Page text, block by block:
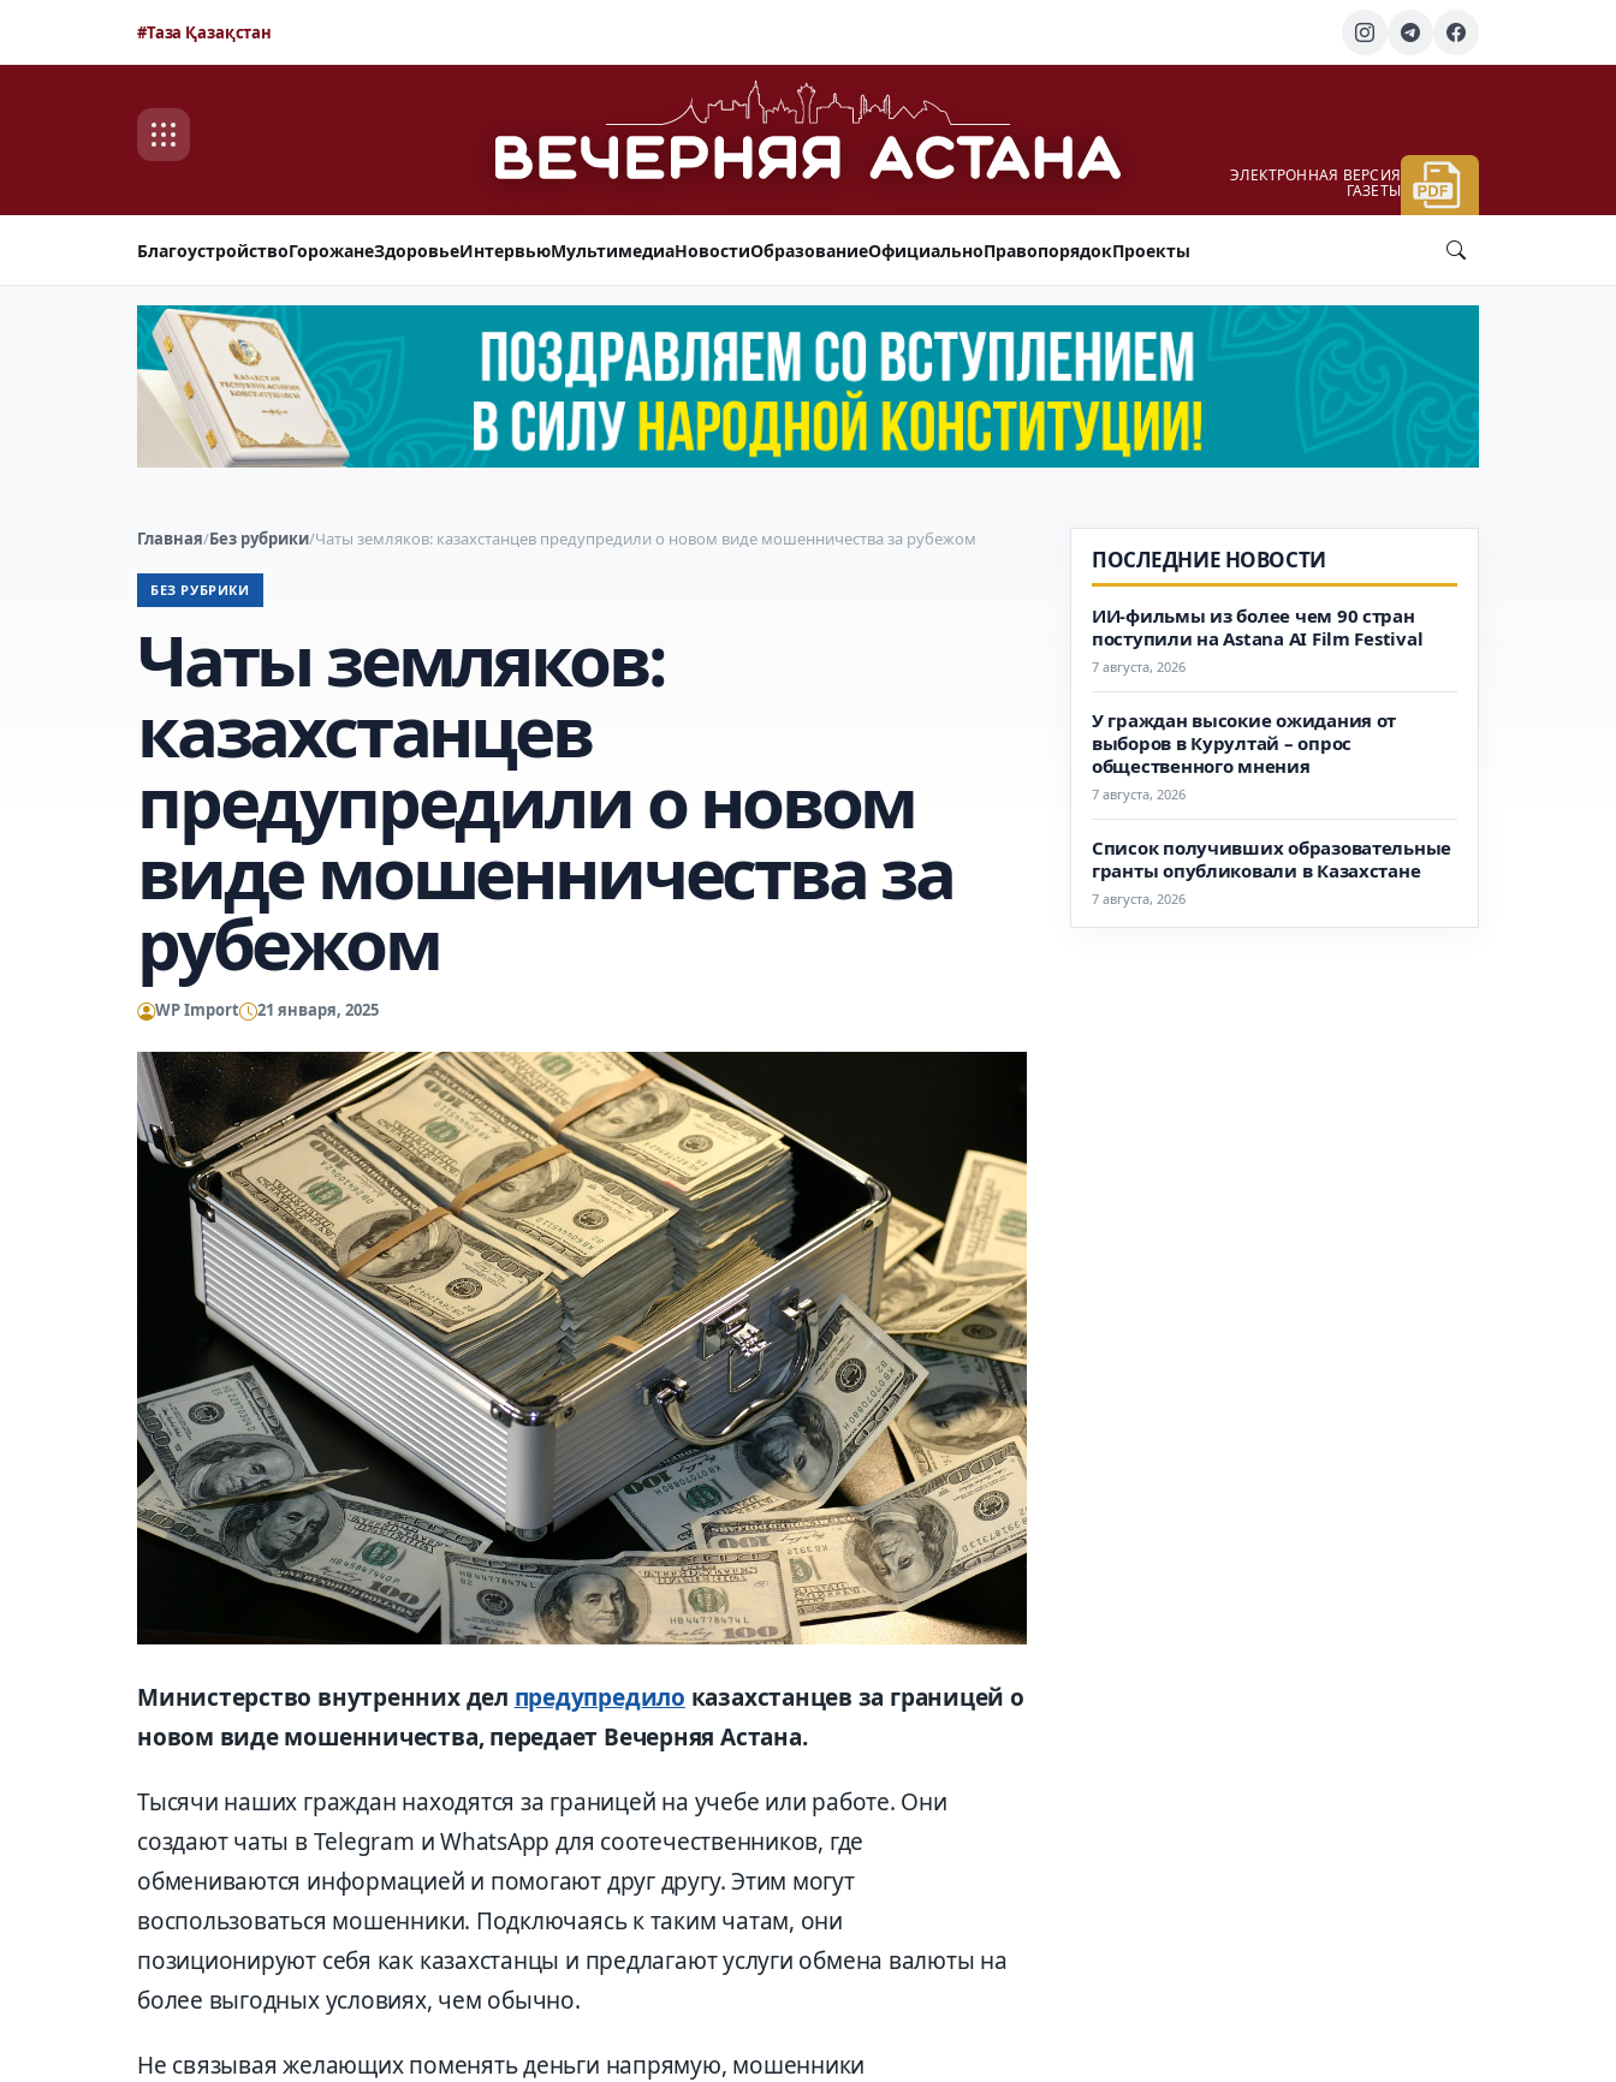
#Таза Қазақстан
ЭЛЕКТРОННАЯ ВЕРСИЯ
ГАЗЕТЫ
БлагоустройствоГорожанеЗдоровьеИнтервьюМультимедиаНовостиОбразованиеОфициальноПравопорядокПроекты
Главная/Без рубрики/Чаты земляков: казахстанцев предупредили о новом виде мошенничества за рубежом
БЕЗ РУБРИКИ
Чаты земляков:
казахстанцев
предупредили о новом
виде мошенничества за
рубежом
WP Import 21 января, 2025
Министерство внутренних дел предупредило казахстанцев за границей о
новом виде мошенничества, передает Вечерняя Астана.
Тысячи наших граждан находятся за границей на учебе или работе. Они
создают чаты в Telegram и WhatsApp для соотечественников, где
обмениваются информацией и помогают друг другу. Этим могут
воспользоваться мошенники. Подключаясь к таким чатам, они
позиционируют себя как казахстанцы и предлагают услуги обмена валюты на
более выгодных условиях, чем обычно.
Не связывая желающих поменять деньги напрямую, мошенники
ПОСЛЕДНИЕ НОВОСТИ
ИИ-фильмы из более чем 90 стран
поступили на Astana AI Film Festival
7 августа, 2026
У граждан высокие ожидания от
выборов в Курултай – опрос
общественного мнения
7 августа, 2026
Список получивших образовательные
гранты опубликовали в Казахстане
7 августа, 2026